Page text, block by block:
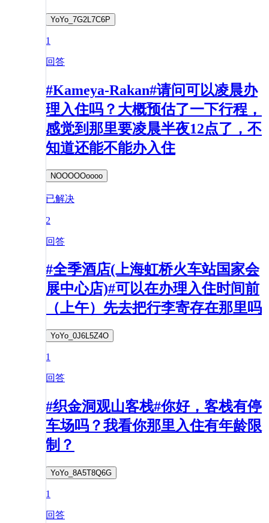
YoYo_7G2L7C6P
1
回答
#Kameya-Rakan#请问可以凌晨办
理入住吗？大概预估了一下行程，
感觉到那里要凌晨半夜12点了，不
知道还能不能办入住
NOOOOOoooo
已解决
2
回答
#全季酒店(上海虹桥火车站国家会
展中心店)#可以在办理入住时间前
（上午）先去把行李寄存在那里吗
YoYo_0J6L5Z4O
1
回答
#织金洞观山客栈#你好，客栈有停
车场吗？我看你那里入住有年龄限
制？
YoYo_8A5T8Q6G
1
回答